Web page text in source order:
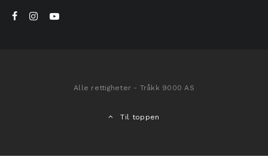
Alle rettigheter - Tråkk 9000 AS
Til toppen